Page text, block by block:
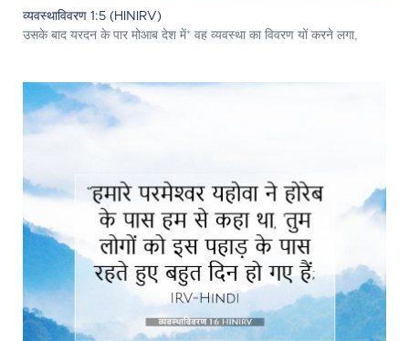
व्यवस्थाविवरण 1:5 (HINIRV)
उसके बाद यरदन के पार मोआब देश में* वह व्यवस्था का विवरण यों करने लगा,